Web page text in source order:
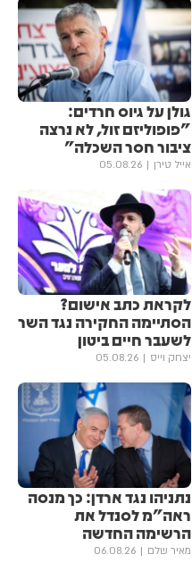
גולן ‏על גיוס חרדים:
"פופוליזם זול, לא נרצה
ציבור חסר השכלה"
אייל טירן 05.08.26
לקראת כתב אישום?
הסתיימה החקירה נגד השר
לשעבר חיים ביטון
יצחק וייס 05.08.26
נתניהו נגד ארדן: כך מנסה
ראה"מ לסנדל את
הרשימה החדשה
מאיר שלם 06.08.26